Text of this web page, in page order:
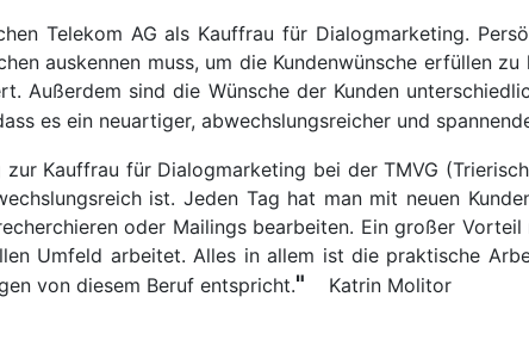
Telekom AG als Kauffrau für Dialogmarketing.
auskennen muss, um die Kundenwünsche erfüllen
Außerdem sind die Wünsche der Kunden
es ein neuartiger, abwechslungsreicher und
Kauffrau für Dialogmarketing bei der TMVG
ist. Jeden Tag hat man mit neuen
oder Mailings bearbeiten. Ein großer
Umfeld arbeitet. Alles in allem ist die praktische
von diesem Beruf entspricht." Katrin Molitor